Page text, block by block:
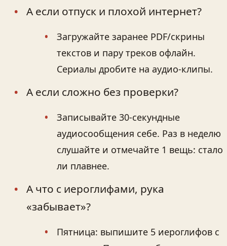
А если отпуск и плохой интернет?
Загружайте заранее PDF/скрины
текстов и пару треков офлайн.
Сериалы дробите на аудио‑клипы.
А если сложно без проверки?
Записывайте 30‑секундные
аудиосообщения себе. Раз в неделю
слушайте и отмечайте 1 вещь: стало
ли плавнее.
А что с иероглифами, рука
«забывает»?
Пятница: выпишите 5 иероглифов с